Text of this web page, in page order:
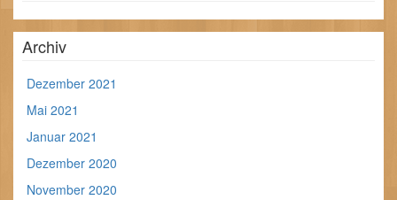
Archiv
Dezember 2021
Mai 2021
Januar 2021
Dezember 2020
November 2020